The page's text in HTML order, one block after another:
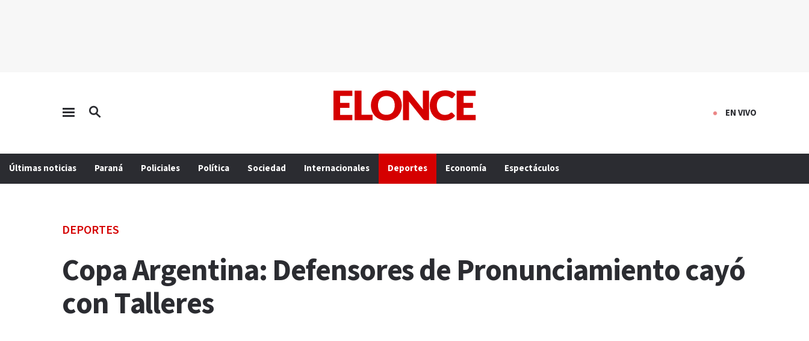
EN VIVO
Últimas noticias Paraná Policiales Política Sociedad Internacionales Deportes Economía Espectáculos
DEPORTES
Copa Argentina: Defensores de Pronunciamiento cayó
con Talleres